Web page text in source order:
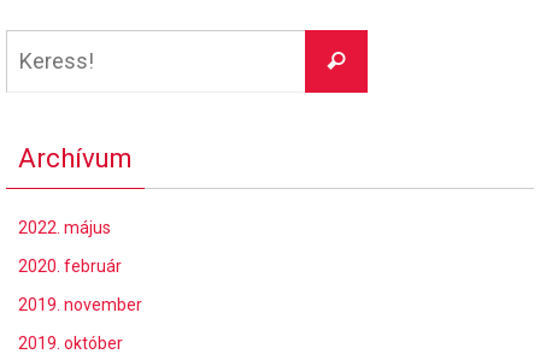
Keress!
Archívum
2022. május
2020. február
2019. november
2019. október